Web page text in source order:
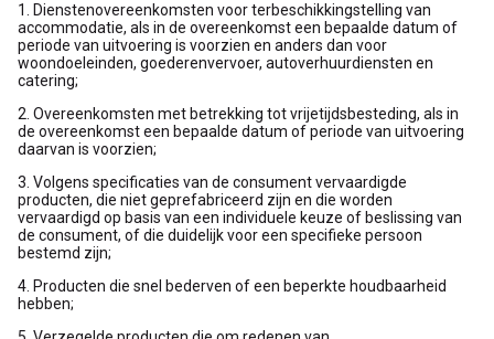
1. Dienstenovereenkomsten voor terbeschikkingstelling van
accommodatie, als in de overeenkomst een bepaalde datum of
periode van uitvoering is voorzien en anders dan voor
woondoeleinden, goederenvervoer, autoverhuurdiensten en
catering;
2. Overeenkomsten met betrekking tot vrijetijdsbesteding, als in
de overeenkomst een bepaalde datum of periode van uitvoering
daarvan is voorzien;
3. Volgens specificaties van de consument vervaardigde
producten, die niet geprefabriceerd zijn en die worden
vervaardigd op basis van een individuele keuze of beslissing van
de consument, of die duidelijk voor een specifieke persoon
bestemd zijn;
4. Producten die snel bederven of een beperkte houdbaarheid
hebben;